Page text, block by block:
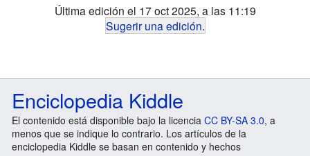
Última edición el 17 oct 2025, a las 11:19
Sugerir una edición.
Enciclopedia Kiddle
El contenido está disponible bajo la licencia CC BY-SA 3.0, a
menos que se indique lo contrario. Los artículos de la
enciclopedia Kiddle se basan en contenido y hechos